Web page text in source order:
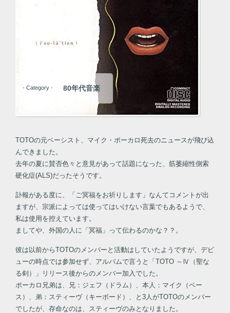
- Category - 80年代音楽
TOTOの元ベーシスト、マイク・ポーカロ死去のニュースが飛び込
んできました。
去年の夏に賛否色々と意見があって話題になった、筋萎縮性側索
硬化症(ALS)だったそうです。
訃報がある度に、「ご冥福をお祈りします」なんてコメントが出
ますが、宗派によっては使ってはいけない言葉でもあるようで、
私は使用を控えています。
ましてや、外国の人に「冥福」って伝わるのかな？？。
彼は以前からTOTOのメンバーと活動はしていたようですが、デビ
ューの時点では参加せず、アルバムで言うと「TOTO ～Ⅳ（聖な
る剣）」リリース後からのメンバー加入でした。
ポーカロ兄弟は、兄：ジェフ（ドラム）、本人：マイク（ベー
ス）、弟：スティーヴ（キーボード）、と3人がTOTOのメンバー
でしたが、存命なのは、スティーヴのみとなりました。